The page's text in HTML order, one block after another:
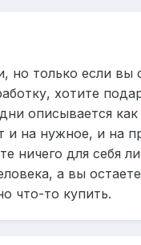
но только если вы
хотите
описывается
и на нужное, и на
ничего для себя
а вы
что-то купить.